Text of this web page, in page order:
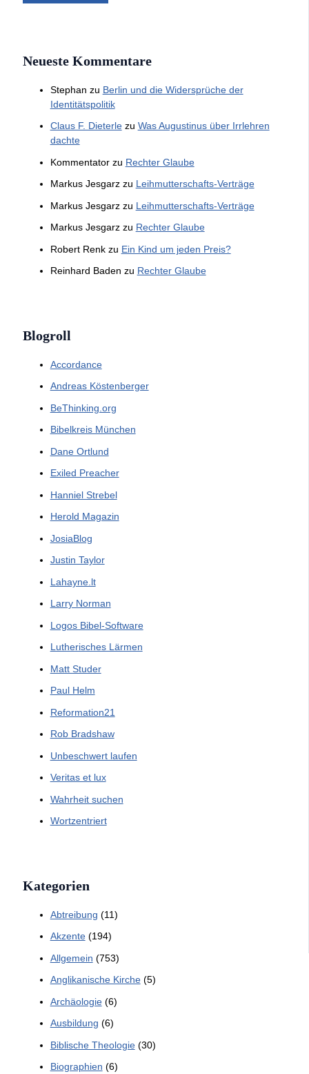
Neueste Kommentare
Stephan zu Berlin und die Widersprüche der
Identitätspolitik
Claus F. Dieterlezu Was Augustinus über Irrlehren
dachte
Kommentatorzu Rechter Glaube
Markus Jesgarzzu Leihmutterschafts-Verträge
Markus Jesgarzzu Leihmutterschafts-Verträge
Markus Jesgarzzu Rechter Glaube
Robert Renkzu Ein Kind um jeden Preis?
Reinhard Baden zu Rechter Glaube
Blogroll
Accordance
Andreas Köstenberger
BeThinking.org
Bibelkreis München
Dane Ortlund
Exiled Preacher
Hanniel Strebel
Herold Magazin
JosiaBlog
Justin Taylor
Lahayne.lt
Larry Norman
Logos Bibel-Software
Lutherisches Lärmen
Matt Studer
Paul Helm
Reformation21
Rob Bradshaw
Unbeschwert laufen
Veritas et lux
Wahrheit suchen
Wortzentriert
Kategorien
Abtreibung (11)
Akzente(194)
Allgemein (753)
Anglikanische Kirche(5)
Archäologie(6)
Ausbildung (6)
Biblische Theologie(30)
Biographien (6)